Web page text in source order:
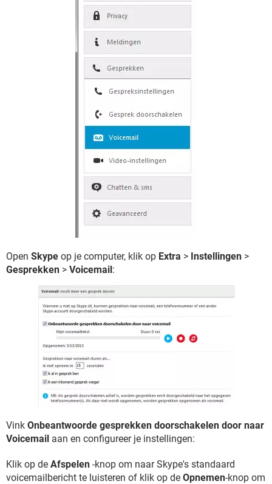
Open Skype op je computer, klik op Extra > Instellingen >
Gesprekken > Voicemail :
Vink Onbeantwoorde gesprekken doorschakelen door naar
Voicemail aan en configureer je instellingen:
Klik op de Afspelen -knop om naar Skype's standaard
voicemailbericht te luisteren of klik op de Opnemen-knop om